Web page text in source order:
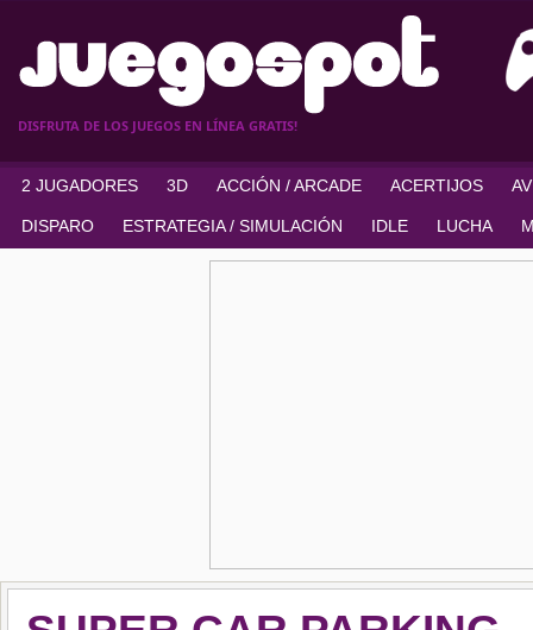
DISFRUTA DE LOS JUEGOS EN LÍNEA GRATIS!
2 JUGADORES 3D ACCIÓN / ARCADE ACERTIJOS
DISPARO ESTRATEGIA / SIMULACIÓN IDLE LUCHA